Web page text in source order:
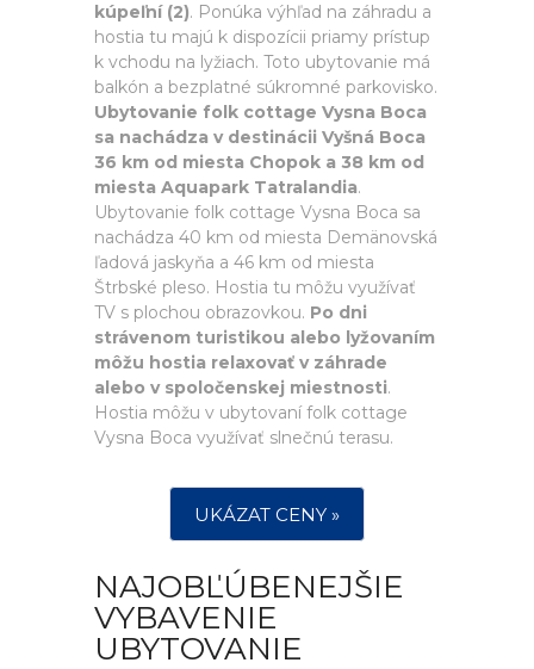
kúpeľní (2). Ponúka výhľad na záhradu a
hostia tu majú k dispozícii priamy prístup
k vchodu na lyžiach. Toto ubytovanie má
balkón a bezplatné súkromné parkovisko.
Ubytovanie folk cottage Vysna Boca
sa nachádza v destinácii Vyšná Boca
36 km od miesta Chopok a 38 km od
miesta Aquapark Tatralandia.
Ubytovanie folk cottage Vysna Boca sa
nachádza 40 km od miesta Demänovská
ľadová jaskyňa a 46 km od miesta
Štrbské pleso. Hostia tu môžu využívať
TV s plochou obrazovkou. Po dni
strávenom turistikou alebo lyžovaním
môžu hostia relaxovať v záhrade
alebo v spoločenskej miestnosti.
Hostia môžu v ubytovaní folk cottage
Vysna Boca využívať slnečnú terasu.
UKÁZAT CENY »
NAJOBĽÚBENEJŠIE
VYBAVENIE
UBYTOVANIE